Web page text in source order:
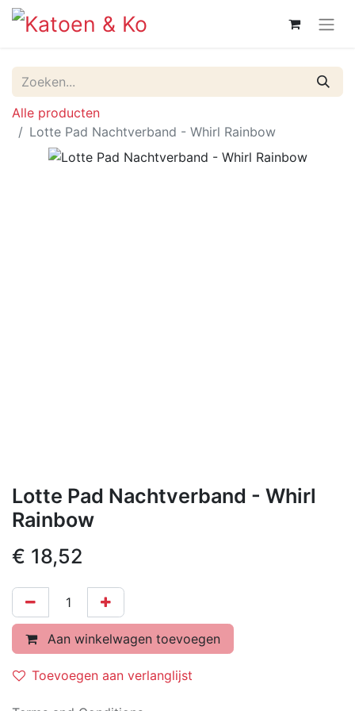
Alle producten
Lotte Pad Nachtverband - Whirl Rainbow
Lotte Pad Nachtverband - Whirl
Rainbow
€ 18,52
Aan winkelwagen toevoegen
Toevoegen aan verlanglijst